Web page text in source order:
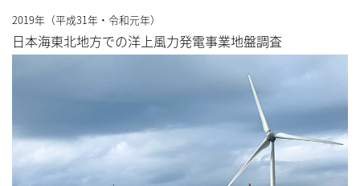
2019年（平成31年・令和元年）
日本海東北地方での洋上風力発電事業地盤調査